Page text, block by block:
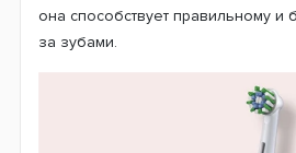
она способствует правильному и
за зубами.